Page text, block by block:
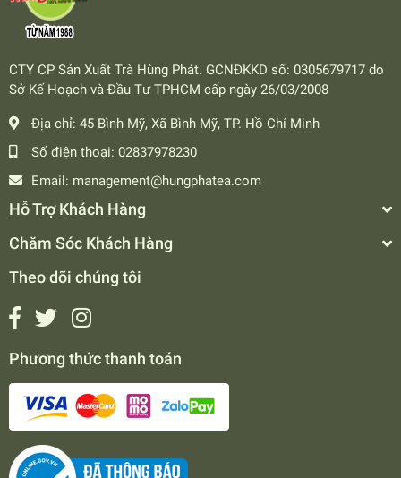
CTY CP Sản Xuất Trà Hùng Phát. GCNĐKKD số: 0305679717 do
Sở Kế Hoạch và Đầu Tư TPHCM cấp ngày 26/03/2008
Địa chỉ: 45 Bình Mỹ, Xã Bình Mỹ, TP. Hồ Chí Minh
Số điện thoại: 02837978230
Email: management@hungphatea.com
Hỗ Trợ Khách Hàng
Chăm Sóc Khách Hàng
Theo dõi chúng tôi
Phương thức thanh toán